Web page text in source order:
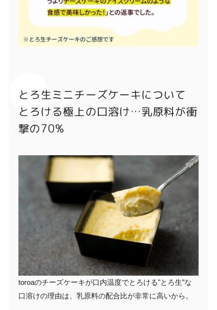
とろ生ミニチーズケーキについて
とろける極上の口溶け…乳原料が衝
撃の70%
toroaのチーズケーキが口内温度でとろける"とろ生”な
口溶けの理由は、乳原料の配合比が非常に高いから。